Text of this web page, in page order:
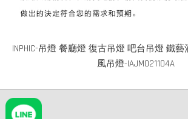
INPHIC-吊燈 餐廳燈 復古吊燈 吧台吊燈 鐵
風吊燈-IAJM021104A